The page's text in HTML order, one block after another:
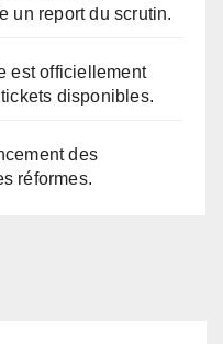
un report du scrutin.
est officiellement
disponibles.
des
réformes.